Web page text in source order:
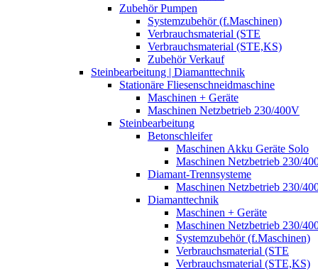
Zubehör Pumpen
Systemzubehör (f.Maschinen)
Verbrauchsmaterial (STE
Verbrauchsmaterial (STE,KS)
Zubehör Verkauf
Steinbearbeitung | Diamanttechnik
Stationäre Fliesenschneidmaschine
Maschinen + Geräte
Maschinen Netzbetrieb 230/400V
Steinbearbeitung
Betonschleifer
Maschinen Akku Geräte Solo
Maschinen Netzbetrieb 230/
Diamant-Trennsysteme
Maschinen Netzbetrieb 230/
Diamanttechnik
Maschinen + Geräte
Maschinen Netzbetrieb 230/
Systemzubehör (f.Maschinen)
Verbrauchsmaterial (STE
Verbrauchsmaterial (STE,KS)